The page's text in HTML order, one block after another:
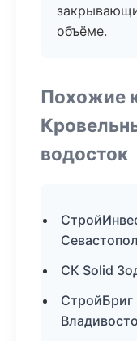
объёме.
Похожие
водосток
СК Solid